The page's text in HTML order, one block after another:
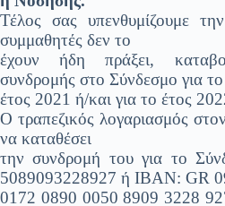
Τέλος σας υπενθυμίζουμε
συμμαθητές δεν το
έχουν ήδη πράξει,
συνδρομής στο Σύνδεσμο για
έτος 2021 ή/και για το έτος
Ο τραπεζικός λογαριασμός
να καταθέσει
την συνδρομή του για το
5089093228927 ή ΙΒΑΝ: GR
0172 0890 0050 8909 3228